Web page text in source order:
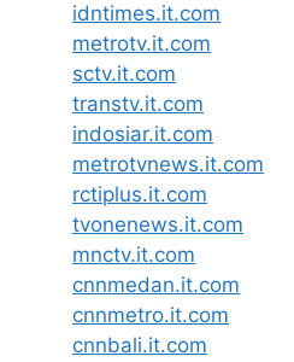
idntimes.it.com
metrotv.it.com
sctv.it.com
transtv.it.com
indosiar.it.com
metrotvnews.it.com
rctiplus.it.com
tvonenews.it.com
mnctv.it.com
cnnmedan.it.com
cnnmetro.it.com
cnnbali.it.com